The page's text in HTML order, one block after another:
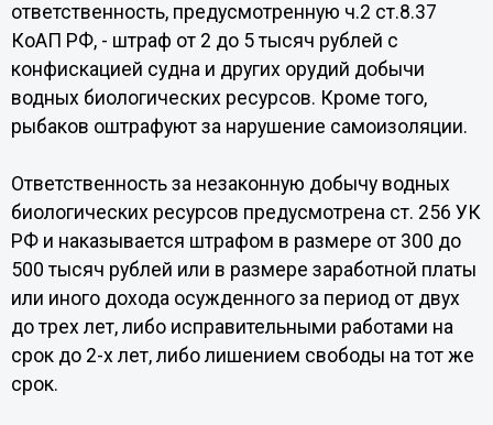
ответственность, предусмотренную ч.2 ст.8.37
КоАП РФ, - штраф от 2 до 5 тысяч рублей с
конфискацией судна и других орудий добычи
водных биологических ресурсов. Кроме того,
рыбаков оштрафуют за нарушение самоизоляции.
Ответственность за незаконную добычу водных
биологических ресурсов предусмотрена ст. 256 УК
РФ и наказывается штрафом в размере от 300 до
500 тысяч рублей или в размере заработной платы
или иного дохода осужденного за период от двух
до трех лет, либо исправительными работами на
срок до 2-х лет, либо лишением свободы на тот же
срок.